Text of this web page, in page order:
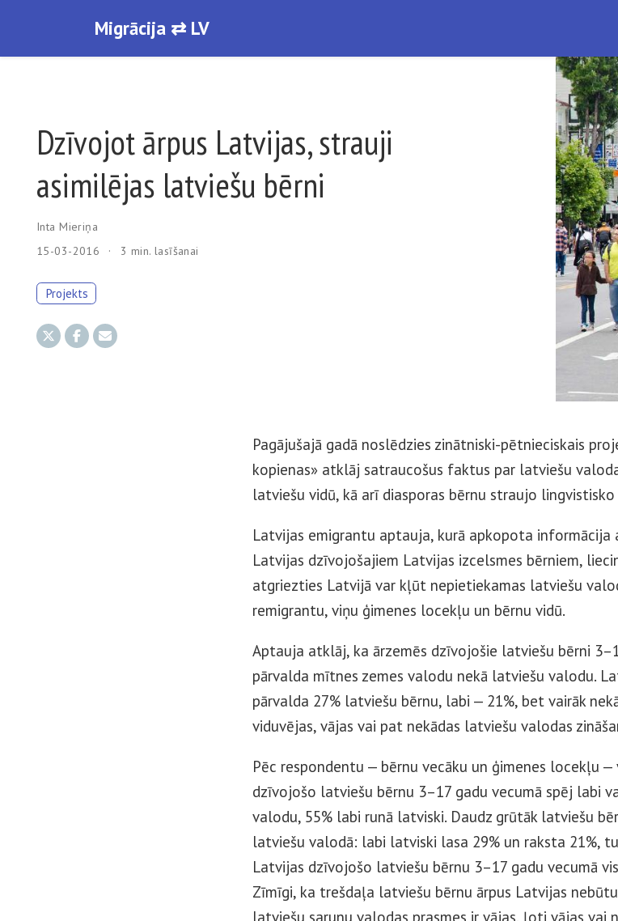
Migrācija ⇄ LV
Dzīvojot ārpus Latvijas, strauji
asimilējas latviešu bērni
Inta Mieriņa
15-03-2016
3 min. lasīšanai
Projekts
Pagājušajā gadā noslēdzies zinātniski-pētnieciskais
kopienas» atklāj satraucošus faktus par latviešu
latviešu vidū, kā arī diasporas bērnu straujo lingvistisko
Latvijas emigrantu aptauja, kurā apkopota informācija
Latvijas dzīvojošajiem Latvijas izcelsmes bērniem,
atgriezties Latvijā var kļūt nepietiekamas latviešu
remigrantu, viņu ģimenes locekļu un bērnu vidū.
Aptauja atklāj, ka ārzemēs dzīvojošie latviešu bērni
pārvalda mītnes zemes valodu nekā latviešu valodu.
pārvalda 27% latviešu bērnu, labi — 21%, bet vairāk
viduvējas, vājas vai pat nekādas latviešu valodas
Pēc respondentu — bērnu vecāku un ģimenes locekļu
dzīvojošo latviešu bērnu 3–17 gadu vecumā spēj labi
valodu, 55% labi runā latviski. Daudz grūtāk latviešu
latviešu valodā: labi latviski lasa 29% un raksta 21%,
Latvijas dzīvojošo latviešu bērnu 3–17 gadu vecumā
Zīmīgi, ka trešdaļa latviešu bērnu ārpus Latvijas